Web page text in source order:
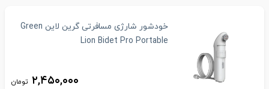
خودشور شارژی مسافرتی گرین لاین Green
Lion Bidet Pro Portable
۲,۴۵۰,۰۰۰ تومان